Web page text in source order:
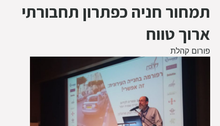
תמחור חניה כפתרון תחבורתי
ארוך טווח
פורום קהלת